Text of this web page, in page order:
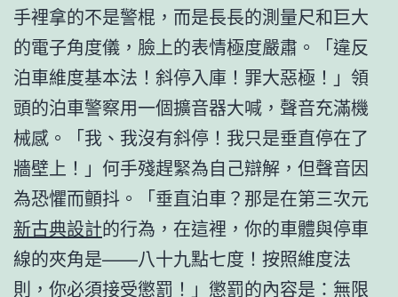
手裡拿的不是警棍，而是長長的測量尺和巨大
的電子角度儀，臉上的表情極度嚴肅。「違反
泊車維度基本法！斜停入庫！罪大惡極！」領
頭的泊車警察用一個擴音器大喊，聲音充滿機
械感。「我、我沒有斜停！我只是垂直停在了
牆壁上！」何手殘趕緊為自己辯解，但聲音因
為恐懼而顫抖。「垂直泊車？那是在第三次元
新古典設計的行為，在這裡，你的車體與停車
線的夾角是——八十九點七度！按照維度法
則，你必須接受懲罰！」懲罰的內容是：無限